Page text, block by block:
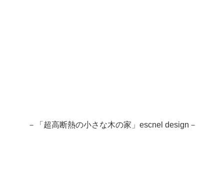
－「超高断熱の小さな木の家」escnel design－